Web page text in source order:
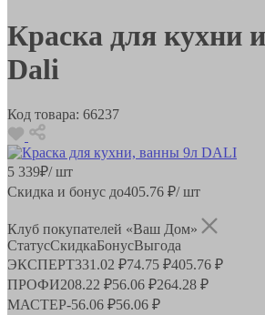
Краска для кухни
Dali
Код товара: 66237
5 339₽/ шт
Скидка и бонус до405.76 ₽/ шт
Клуб покупателей «Ваш Дом»
СтатусСкидкаБонусВыгода
ЭКСПЕРТ331.02 ₽74.75 ₽405.76 ₽
ПРОФИ208.22 ₽56.06 ₽264.28 ₽
МАСТЕР-56.06 ₽56.06 ₽